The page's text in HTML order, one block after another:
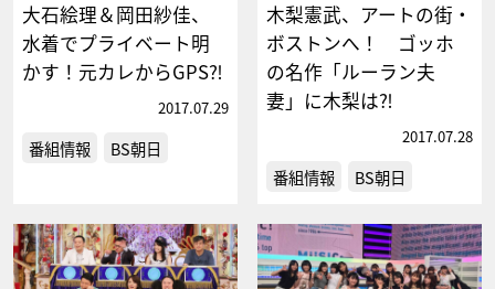
大石絵理＆岡田紗佳、
水着でプライベート明
かす！元カレからGPS⁈
2017.07.29
番組情報 BS朝日
木梨憲武、アートの街・
ボストンへ！ ゴッホ
の名作「ルーラン夫
妻」に木梨は⁈
2017.07.28
番組情報 BS朝日